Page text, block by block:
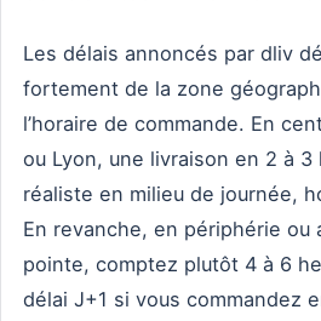
Les délais annoncés par dliv
fortement de la zone
l’horaire de commande. En
ou Lyon, une livraison en 2 à 3
réaliste en milieu de journée,
En revanche, en périphérie ou
pointe, comptez plutôt 4 à 6
délai J+1 si vous commandez